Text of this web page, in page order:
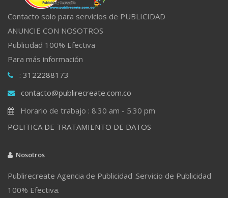
Contacto solo para servicios de PUBLICIDAD
ANUNCIE CON NOSOTROS
Publicidad 100% Efectiva
Para más información
: 3122288173
contacto@publirecreate.com.co
Horario de trabajo : 8:30 am - 5:30 pm
POLITICA DE TRATAMIENTO DE DATOS
Nosotros
Publirecreate Agencia de Publicidad .Servicio de Publicidad
100% Efectiva.